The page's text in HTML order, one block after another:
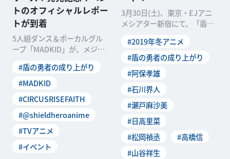
トのオフィシャルレポー
トが到着
5人組ダンス＆ボーカルグル
ープ「MADKID」が、メジャ
RCUS」をリリ
#盾の勇者の成り上がり
#MADKID
#CIRCUSRISEFAITH
#@shieldheroanime
#TVアニメ
#イベント
3月30日(土)、東京・EJアニ
メシアター新宿にて、「盾の
イトイベントが開
#2019年冬アニメ
#盾の勇者の成り上がり
#阿保孝雄
#石川界人
#瀬戸麻沙美
#日高里菜
#松岡禎丞
#高橋信
#山谷祥生